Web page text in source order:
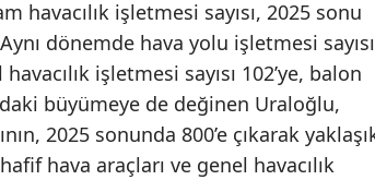
havacılık işletmesi sayısı, 2025 sonu
dönemde hava yolu işletmesi sayısı
işletmesi sayısı 102’ye, balon
büyümeye de değinen Uraloğlu,
2025 sonunda 800’e çıkarak
hava araçları ve genel havacılık